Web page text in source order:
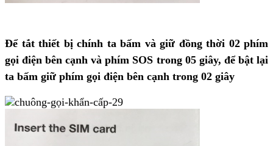
Để tắt thiết bị chính ta bấm và giữ đồng thời 02 phím
gọi điện bên cạnh và phím SOS trong 05 giây, để bật lại
ta bấm giữ phím gọi điện bên cạnh trong 02 giây